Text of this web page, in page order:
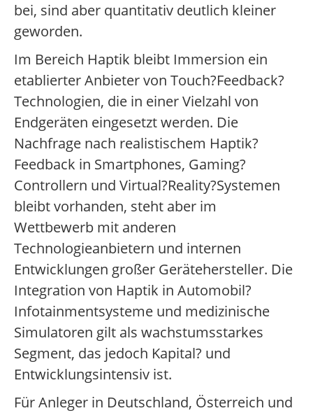
bei, sind aber quantitativ deutlich kleiner
geworden.
Im Bereich Haptik bleibt Immersion ein
etablierter Anbieter von Touch?Feedback?
Technologien, die in einer Vielzahl von
Endgeräten eingesetzt werden. Die
Nachfrage nach realistischem Haptik?
Feedback in Smartphones, Gaming?
Controllern und Virtual?Reality?Systemen
bleibt vorhanden, steht aber im
Wettbewerb mit anderen
Technologieanbietern und internen
Entwicklungen großer Gerätehersteller. Die
Integration von Haptik in Automobil?
Infotainmentsysteme und medizinische
Simulatoren gilt als wachstumsstarkes
Segment, das jedoch Kapital? und
Entwicklungsintensiv ist.
Für Anleger in Deutschland, Österreich und